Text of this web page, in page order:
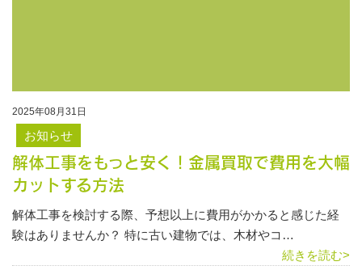
2025年08月31日
お知らせ
解体工事をもっと安く！金属買取で費用を大幅
カットする方法
解体工事を検討する際、予想以上に費用がかかると感じた経
験はありませんか？ 特に古い建物では、木材やコ…
続きを読む>